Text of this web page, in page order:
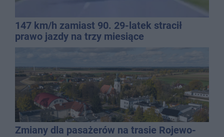
147 km/h zamiast 90. 29-latek stracił
prawo jazdy na trzy miesiące
Zmiany dla pasażerów na trasie Rojewo-